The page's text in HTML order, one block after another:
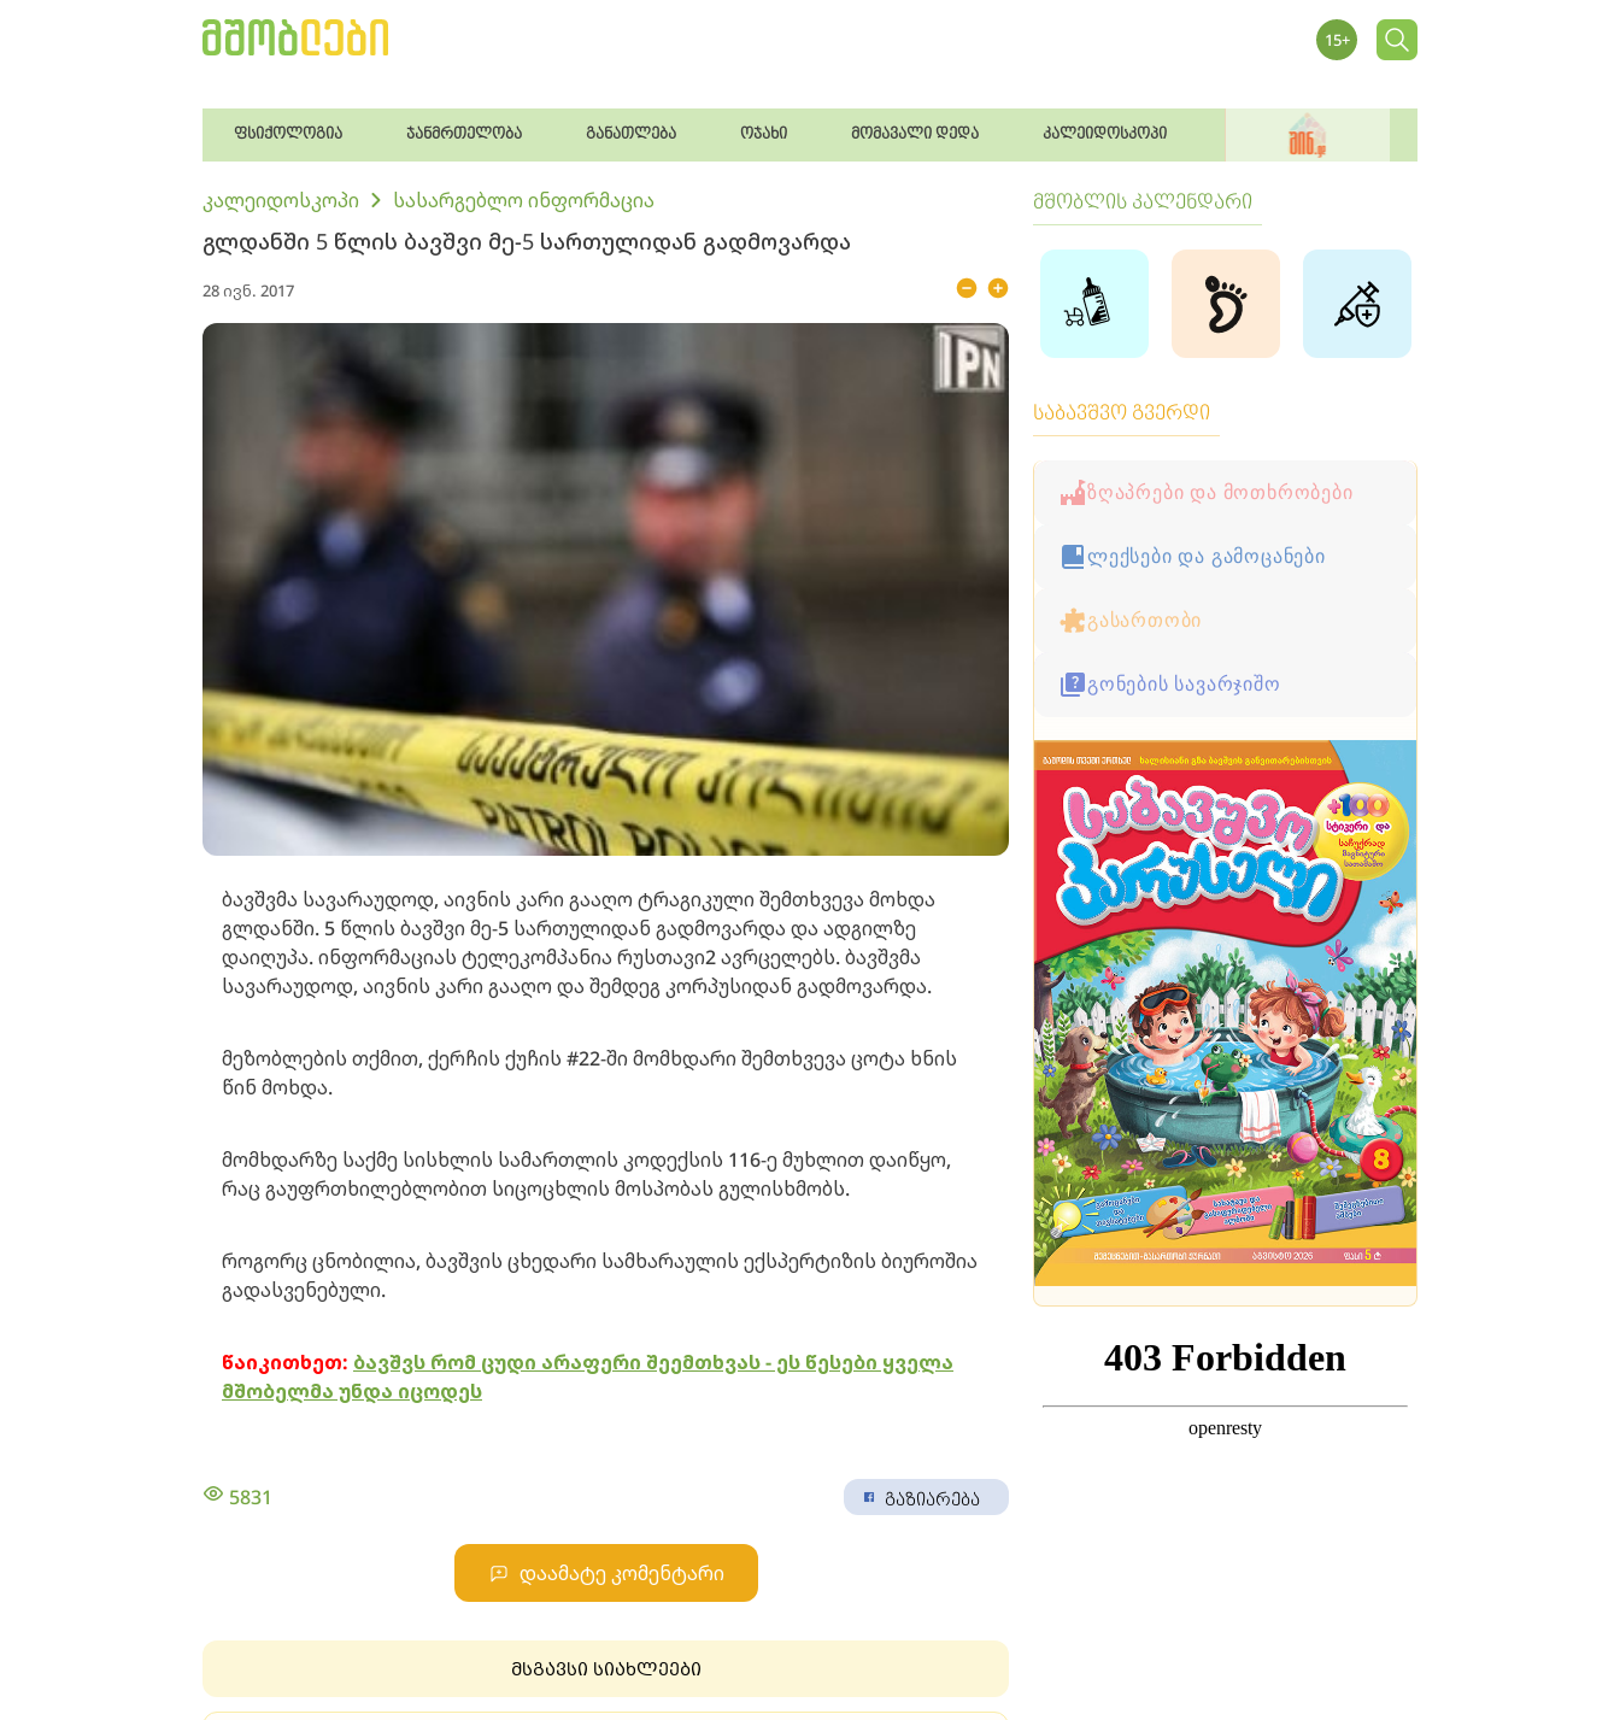
ფსიქოლოგია ჯანმრთელობა განათლება ოჯახი მომავალი დედა კალეიდოსკოპი
კალეიდოსკოპი სასარგებლო ინფორმაცია
გლდანში 5 წლის ბავშვი მე-5 სართულიდან გადმოვარდა
28 ივნ. 2017
ბავშვმა სავარაუდოდ, აივნის კარი გააღო ტრაგიკული შემთხვევა მოხდა
გლდანში. 5 წლის ბავშვი მე-5 სართულიდან გადმოვარდა და ადგილზე
დაიღუპა. ინფორმაციას ტელეკომპანია რუსთავი2 ავრცელებს. ბავშვმა
სავარაუდოდ, აივნის კარი გააღო და შემდეგ კორპუსიდან გადმოვარდა.
მეზობლების თქმით, ქერჩის ქუჩის #22-ში მომხდარი შემთხვევა ცოტა ხნის
წინ მოხდა.
მომხდარზე საქმე სისხლის სამართლის კოდექსის 116-ე მუხლით დაიწყო,
რაც გაუფრთხილებლობით სიცოცხლის მოსპობას გულისხმობს.
როგორც ცნობილია, ბავშვის ცხედარი სამხარაულის ექსპერტიზის ბიუროშია
გადასვენებული.
წაიკითხეთ: ბავშვს რომ ცუდი არაფერი შეემთხვას - ეს წესები ყველა
მშობელმა უნდა იცოდეს
5831 გაზიარება
დაამატე კომენტარი
მსგავსი სიახლეები
მშობლის კალენდარი
საბავშვო გვერდი
ზღაპრები და მოთხრობები
ლექსები და გამოცანები
გასართობი
გონების სავარჯიშო